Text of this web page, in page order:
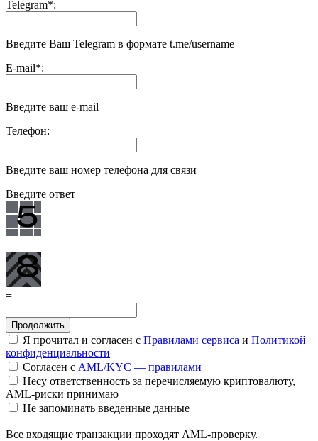
Telegram*:
Введите Ваш Telegram в формате t.me/username
E-mail*:
Введите ваш e-mail
Телефон:
Введите ваш номер телефона для связи
Введите ответ
+
=
Я прочитал и согласен с Правилами сервиса и Политикой
конфиденциальности
Согласен с AML/KYC — правилами
Несу ответственность за перечисляемую криптовалюту,
AML-риски принимаю
Не запоминать введенные данные
Все входящие транзакции проходят AML-проверку.